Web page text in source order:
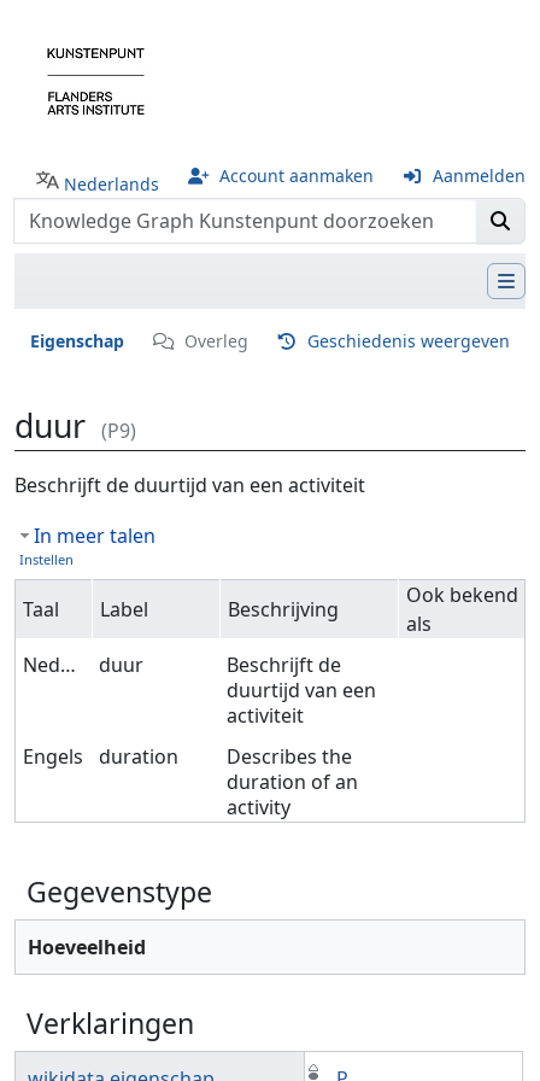
Nederlands Account aanmaken Aanmelden
Eigenschap Overleg Geschiedenis weergeven
duur (P9)
Ga naar:navigatie,zoeken
Beschrijft de duurtijd van een activiteit
In meer talen
Instellen
Taal Label Beschrijving
Ook bekend
als
Nederlands
duur
Beschrijft de
duurtijd van een
activiteit
Engels
duration
Describes the
duration of an
activity
Gegevenstype
Hoeveelheid
Verklaringen